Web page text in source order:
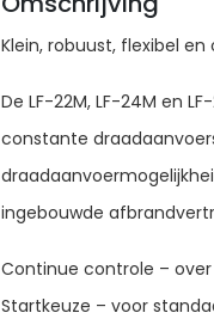
Klein, robuust, flexibel
De LF-22M, LF-24M en
constante
ingebouwde
Continue controle –
Startkeuze – voor